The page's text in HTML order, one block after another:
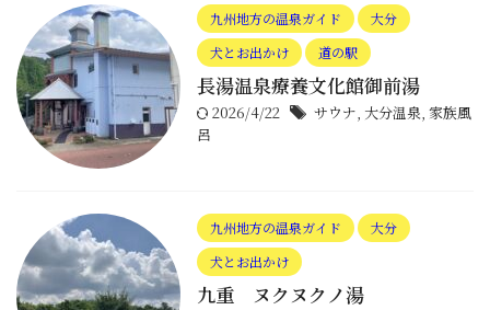
九州地方の温泉ガイド
大分
犬とお出かけ
道の駅
長湯温泉療養文化館御前湯
2026/4/22 サウナ, 大分温泉, 家族風
呂
九州地方の温泉ガイド
大分
犬とお出かけ
九重 ヌクヌクノ湯